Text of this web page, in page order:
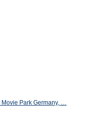
Movie Park Germany, …